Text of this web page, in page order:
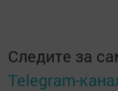
Следите за
Telegram-